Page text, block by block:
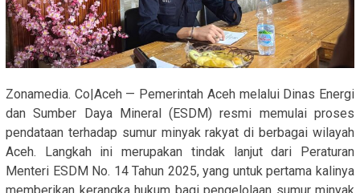
Zonamedia. Co|Aceh — Pemerintah Aceh melalui Dinas Energi
dan Sumber Daya Mineral (ESDM) resmi memulai proses
pendataan terhadap sumur minyak rakyat di berbagai wilayah
Aceh. Langkah ini merupakan tindak lanjut dari Peraturan
Menteri ESDM No. 14 Tahun 2025, yang untuk pertama kalinya
memberikan kerangka hukum bagi pengelolaan sumur minyak